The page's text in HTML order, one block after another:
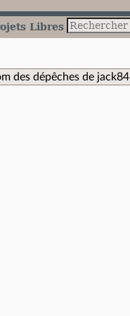
Libres
des dépêches de jack84